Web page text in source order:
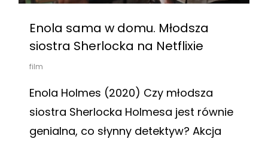
Enola sama w domu. Młodsza
siostra Sherlocka na Netflixie
film
Enola Holmes (2020) Czy młodsza
siostra Sherlocka Holmesa jest równie
genialna, co słynny detektyw? Akcja